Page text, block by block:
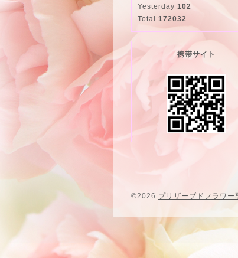
Yesterday 102
Total 172032
携帯サイト
©2026 プリザーブドフラワ